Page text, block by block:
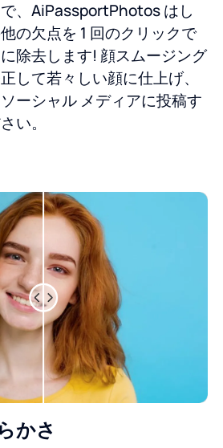
、AiPassportPhotos はし
の欠点を 1 回のクリックで
除去します! 顔スムージング
して若々しい顔に仕上げ、
ーシャル メディアに投稿す
い。
かさ